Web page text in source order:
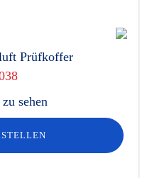
Prüfkoffer
sehen